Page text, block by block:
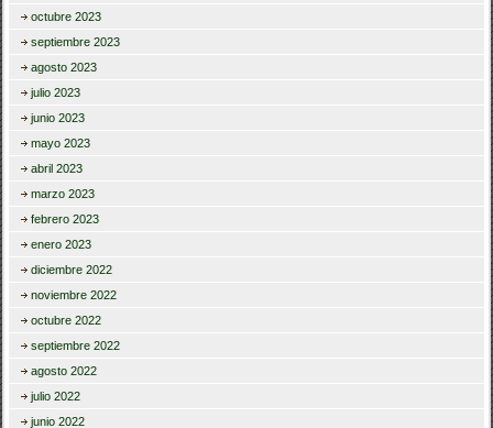
octubre 2023
septiembre 2023
agosto 2023
julio 2023
junio 2023
mayo 2023
abril 2023
marzo 2023
febrero 2023
enero 2023
diciembre 2022
noviembre 2022
octubre 2022
septiembre 2022
agosto 2022
julio 2022
junio 2022